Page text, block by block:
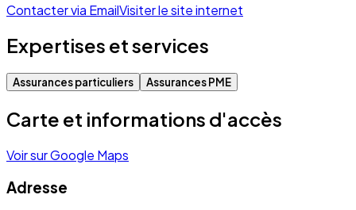
Contacter via EmailVisiter le site internet
Expertises et services
Assurances particuliers Assurances PME
Carte et informations d'accès
Voir sur Google Maps
Adresse